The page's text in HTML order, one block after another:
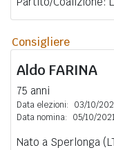
Consigliere
Aldo FARINA
75 anni
Data elezioni:
03/10/
Data nomina:
05/10/
Nato a Sperlonga